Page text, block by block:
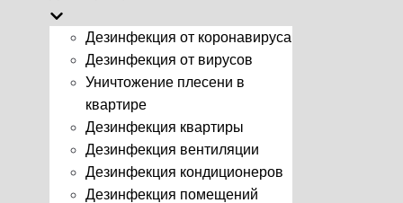
Дезинфекция от коронавируса
Дезинфекция от вирусов
Уничтожение плесени в
квартире
Дезинфекция квартиры
Дезинфекция вентиляции
Дезинфекция кондиционеров
Дезинфекция помещений